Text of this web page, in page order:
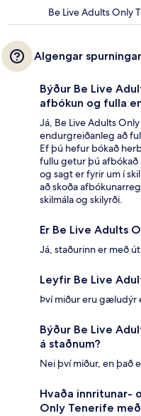
Be Live Adults Only
Algengar spurningar
Býður Be Live
afbókun og fulla
Já, Be Live Adults
endurgreiðanleg að
Ef þú hefur bókað
fullu getur þú afbókað
og sagt er fyrir um í
að skoða
skilmála og skilyrði.
Er Be Live Adults
Já, staðurinn er með
Leyfir Be Live
Því miður eru gæludýr
Býður Be Live
á staðnum?
Nei því miður, en það
Hvaða innritunar-
Only Tenerife